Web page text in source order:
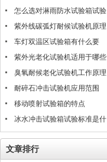
怎么选对淋雨防水试验箱试验
条件
紫外线碳弧灯耐候试验机原理
是什么
车灯双温区试验箱有什么要
求？
紫外光老化试验机适用于哪些
材料的测试评估
臭氧耐候老化试验机工作原理
耐碎石冲击试验机应用范围
移动喷射试验箱的特点
冰水冲击试验箱试验标准是什
么？
文章排行